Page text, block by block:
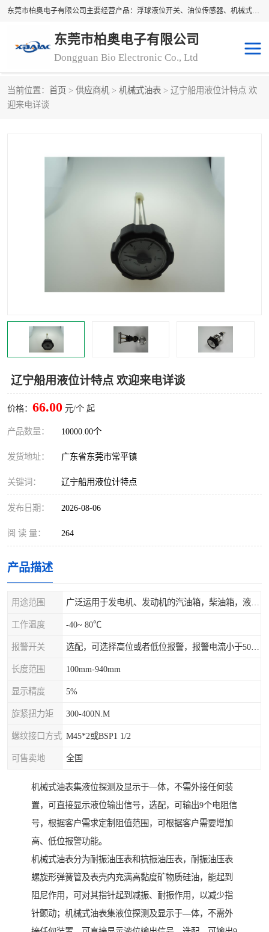
东莞市柏奥电子有限公司主要经营产品：浮球液位开关、油位传感器、机械式油表、浮球液位计、水位控制浮球阀、料位开关，水流开关、油水位控制配套仪表等。柏奥电子，您可信赖的合作伙伴
东莞市柏奥电子有限公司
Dongguan Bio Electronic Co., Ltd
当前位置： 首页 > 供应商机 > 机械式油表 > 辽宁船用液位计特点 欢
迎来电详谈
辽宁船用液位计特点 欢迎来电详谈
价格： 66.00 元/个 起
产品数量： 10000.00个
发货地址： 广东省东莞市常平镇
关键词： 辽宁船用液位计特点
发布日期： 2026-08-06
阅 读 量： 264
产品描述
用途范围
工作温度 -40~ 80℃
报警开关
长度范围 100mm-940mm
显示精度 5%
旋紧扭力矩 300-400N.M
螺纹接口方式 M45*2或BSP1 1/2
可售卖地 全国
机械式油表集液位探测及显示于—体，不需外接任何装
置，可直接显示液位输出信号，选配，可输出9个电阻信
号，根据客户需求定制阻值范围，可根据客户需要增加
高、低位报警功能。
机械式油表分为耐振油压表和抗振油压表，耐振油压表
螺旋形弹簧管及表壳内充满高黏度矿物质硅油，能起到
阻尼作用，可对其指针起到减振、耐振作用，以减少指
针颤动；机械式油表集液位探测及显示于—体，不需外
浮球液位开关
转速表